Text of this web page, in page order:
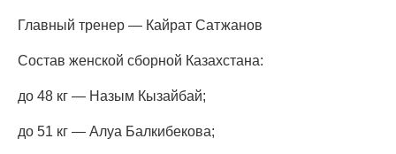
Главный тренер — Кайрат Сатжанов
Состав женской сборной Казахстана:
до 48 кг — Назым Кызайбай;
до 51 кг — Алуа Балкибекова;